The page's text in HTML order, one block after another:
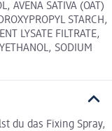
AVENA SATIVA (OAT)
STARCH,
LYSATE FILTRATE,
SODIUM
du das Fixing Spray,